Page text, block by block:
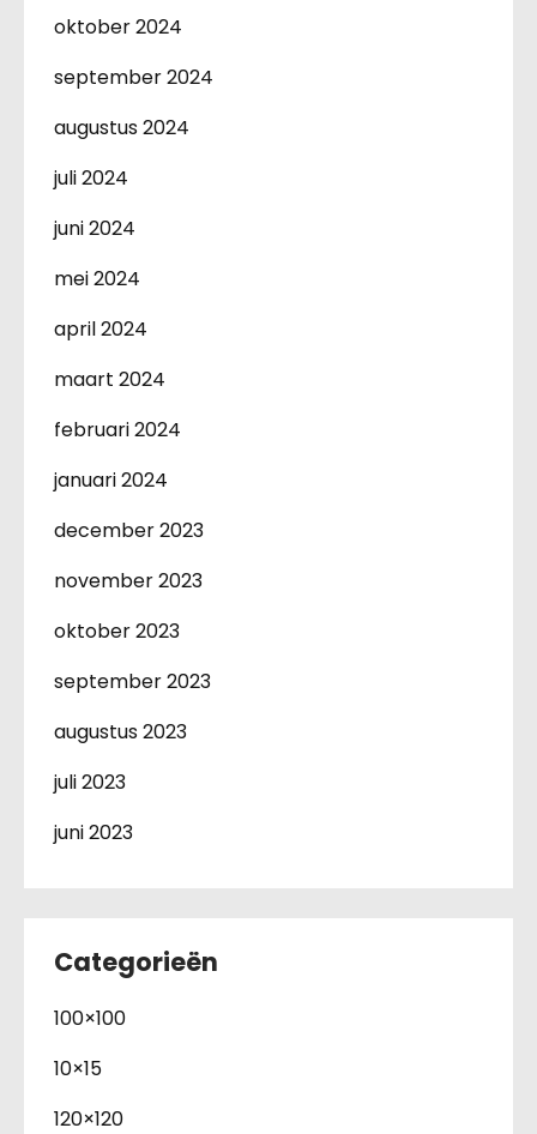
oktober 2024
september 2024
augustus 2024
juli 2024
juni 2024
mei 2024
april 2024
maart 2024
februari 2024
januari 2024
december 2023
november 2023
oktober 2023
september 2023
augustus 2023
juli 2023
juni 2023
Categorieën
100×100
10×15
120×120